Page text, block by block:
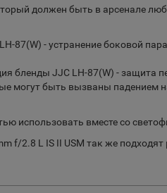
должен быть в арсенале
87(W) - устранение боковой
бленды JJC LH-87(W) - защита
могут быть вызваны падением
использовать вместе со
f/2.8 L IS II USM так же подходят